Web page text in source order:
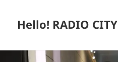
Hello! RADIO CITY